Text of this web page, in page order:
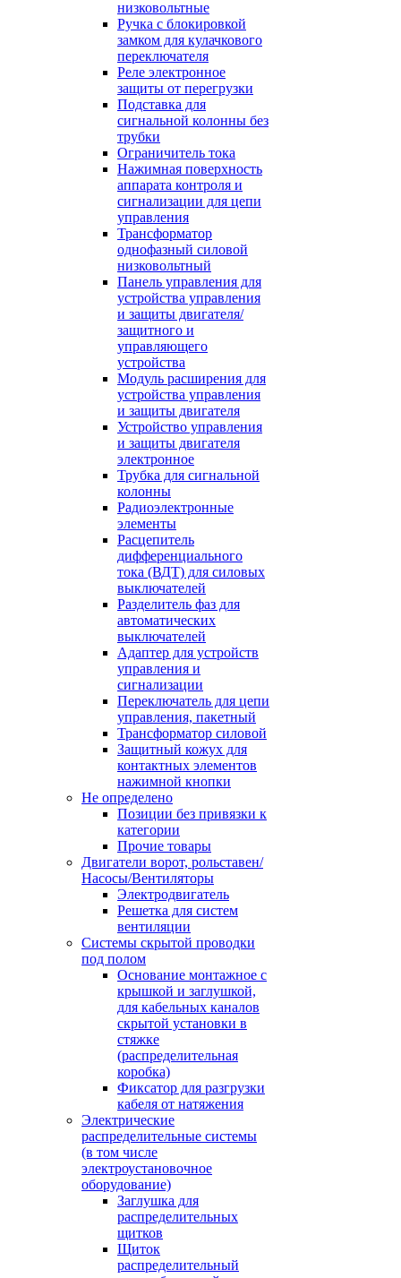
низковольтные
Ручка с блокировкой
замком для кулачкового
переключателя
Реле электронное
защиты от перегрузки
Подставка для
сигнальной колонны без
трубки
Ограничитель тока
Нажимная поверхность
аппарата контроля и
сигнализации для цепи
управления
Трансформатор
однофазный силовой
низковольтный
Панель управления для
устройства управления
и защиты двигателя/
защитного и
управляющего
устройства
Модуль расширения для
устройства управления
и защиты двигателя
Устройство управления
и защиты двигателя
электронное
Трубка для сигнальной
колонны
Радиоэлектронные
элементы
Расцепитель
дифференциального
тока (ВДТ) для силовых
выключателей
Разделитель фаз для
автоматических
выключателей
Адаптер для устройств
управления и
сигнализации
Переключатель для цепи
управления, пакетный
Трансформатор силовой
Защитный кожух для
контактных элементов
нажимной кнопки
Не определено
Позиции без привязки к
категории
Прочие товары
Двигатели ворот, рольставен/
Насосы/Вентиляторы
Электродвигатель
Решетка для систем
вентиляции
Системы скрытой проводки
под полом
Основание монтажное с
крышкой и заглушкой,
для кабельных каналов
скрытой установки в
стяжке
(распределительная
коробка)
Фиксатор для разгрузки
кабеля от натяжения
Электрические
распределительные системы
(в том числе
электроустановочное
оборудование)
Заглушка для
распределительных
щитков
Щиток
распределительный